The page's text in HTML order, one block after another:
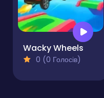
Wacky Wheels
0 (0 Голосів)